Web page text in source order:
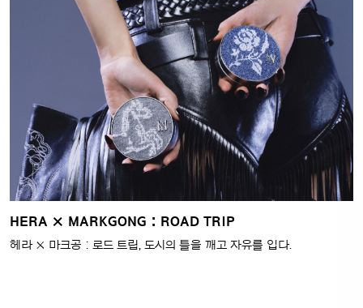
HERA × MARKGONG : ROAD TRIP
헤라 × 마크공 : 로드 트립, 도시의 틀을 깨고 자유를 입다.